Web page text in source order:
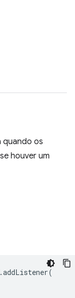
quando os
houver um
.addListener(